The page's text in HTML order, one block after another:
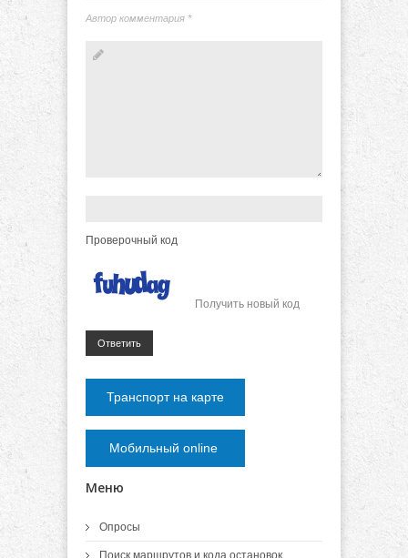
Автор комментария *
Проверочный код
Получить новый код
Ответить
Транспорт на карте
Мобильный online
Меню
Опросы